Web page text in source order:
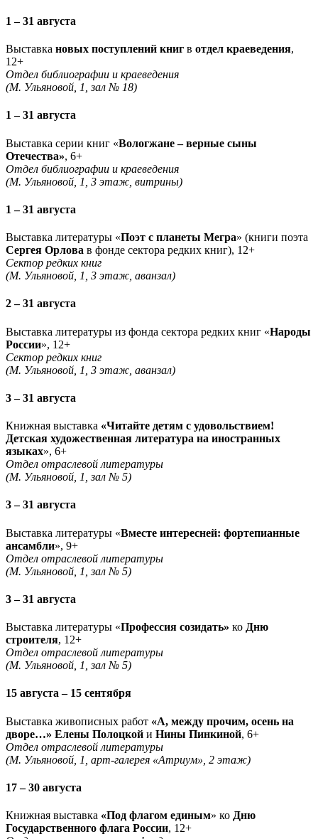
1 – 31 августа
Выставка новых поступлений книг в отдел краеведения,
12+
Отдел библиографии и краеведения
(М. Ульяновой, 1, зал № 18)
1 – 31 августа
Выставка серии книг «Вологжане – верные сыны
Отечества», 6+
Отдел библиографии и краеведения
(М. Ульяновой, 1, 3 этаж, витрины)
1 – 31 августа
Выставка литературы «Поэт с планеты Мегра» (книги поэта
Сергея Орлова в фонде сектора редких книг), 12+
Сектор редких книг
(М. Ульяновой, 1, 3 этаж, аванзал)
2 – 31 августа
Выставка литературы из фонда сектора редких книг «Народы
России», 12+
Сектор редких книг
(М. Ульяновой, 1, 3 этаж, аванзал)
3 – 31 августа
Книжная выставка «Читайте детям с удовольствием!
Детская художественная литература на иностранных
языках», 6+
Отдел отраслевой литературы
(М. Ульяновой, 1, зал № 5)
3 – 31 августа
Выставка литературы «Вместе интересней: фортепианные
ансамбли», 9+
Отдел отраслевой литературы
(М. Ульяновой, 1, зал № 5)
3 – 31 августа
Выставка литературы «Профессия созидать» ко Дню
строителя, 12+
Отдел отраслевой литературы
(М. Ульяновой, 1, зал № 5)
15 августа – 15 сентября
Выставка живописных работ «А, между прочим, осень на
дворе…» Елены Полоцкой и Нины Пинкиной, 6+
Отдел отраслевой литературы
(М. Ульяновой, 1, арт-галерея «Атриум», 2 этаж)
17 – 30 августа
Книжная выставка «Под флагом единым» ко Дню
Государственного флага России, 12+